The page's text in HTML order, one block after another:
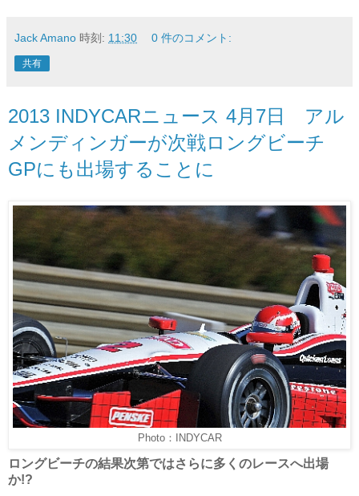
Jack Amano 時刻: 11:30 0 件のコメント:
共有
2013 INDYCARニュース 4月7日 アル
メンディンガーが次戦ロングビーチ
GPにも出場することに
Photo：INDYCAR
ロングビーチの結果次第ではさらに多くのレースへ出場
か!?